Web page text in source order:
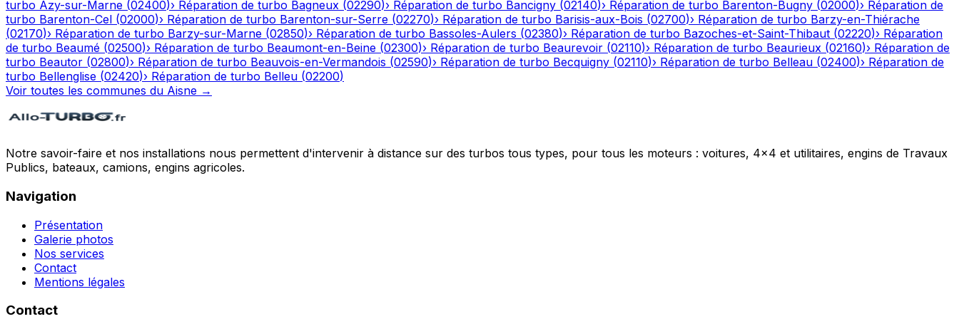
turbo Azy-sur-Marne (02400)› Réparation de turbo Bagneux (02290)› Réparation de turbo Bancigny (02140)› Réparation de turbo Barenton-Bugny (02000)› Réparation de
turbo Barenton-Cel (02000)› Réparation de turbo Barenton-sur-Serre (02270)› Réparation de turbo Barisis-aux-Bois (02700)› Réparation de turbo Barzy-en-Thiérache
(02170)› Réparation de turbo Barzy-sur-Marne (02850)› Réparation de turbo Bassoles-Aulers (02380)› Réparation de turbo Bazoches-et-Saint-Thibaut (02220)› Réparation
de turbo Beaumé (02500)› Réparation de turbo Beaumont-en-Beine (02300)› Réparation de turbo Beaurevoir (02110)› Réparation de turbo Beaurieux (02160)› Réparation de
turbo Beautor (02800)› Réparation de turbo Beauvois-en-Vermandois (02590)› Réparation de turbo Becquigny (02110)› Réparation de turbo Belleau (02400)› Réparation de
turbo Bellenglise (02420)› Réparation de turbo Belleu (02200)
Voir toutes les communes du Aisne →
Notre savoir-faire et nos installations nous permettent d'intervenir à distance sur des turbos tous types, pour tous les moteurs : voitures, 4x4 et utilitaires, engins de Travaux
Publics, bateaux, camions, engins agricoles.
Navigation
Présentation
Galerie photos
Nos services
Contact
Mentions légales
Contact